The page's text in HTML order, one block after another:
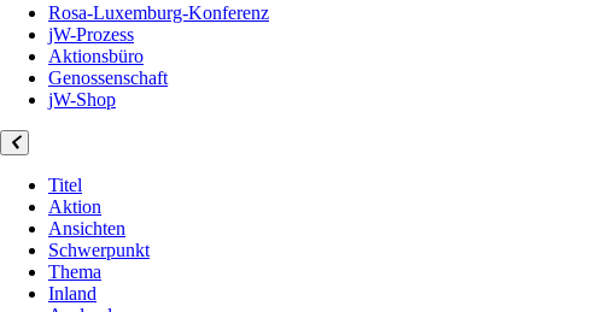
Rosa-Luxemburg-Konferenz
jW-Prozess
Aktionsbüro
Genossenschaft
jW-Shop
Titel
Aktion
Ansichten
Schwerpunkt
Thema
Inland